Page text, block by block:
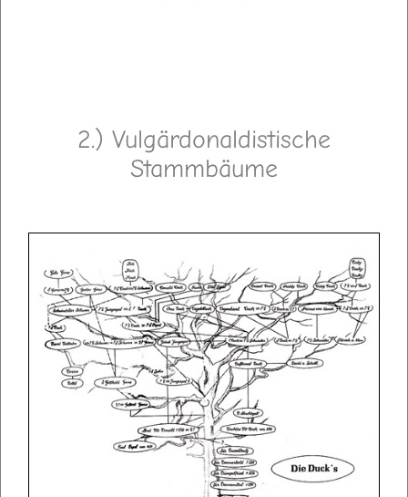
2.) Vulgärdonaldistische
Stammbäume